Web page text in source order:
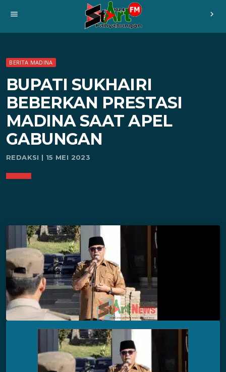
menu chevron_right
BERITA MADINA
BUPATI SUKHAIRI
BEBERKAN PRESTASI
MADINA SAAT APEL
GABUNGAN
REDAKSI | 15 MEI 2023